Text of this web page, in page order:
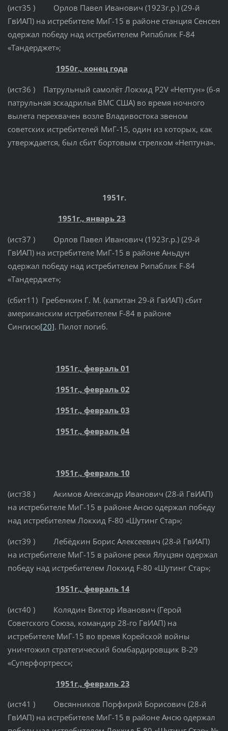
(ист35 ) Орлов Павел Иванович (1923г.р.) (29-й
ГвИАП) на истребителе МиГ-15 в районе станция Сенсен
одержал победу над истребителем Рипаблик F-84
«Тандерджет»;
1950г., конец года
(ист36 ) Патрульный самолёт Локхид P2V «Нептун» (6-я
патрульная эскадрилья ВМС США) во время ночного
вылета перехвачен возле Владивостока звеном
советских истребителей МиГ-15, один из которых, как
утверждается, был сбит бортовым стрелком «Нептуна».
1951г.
1951г., январь 23
(ист37 ) Орлов Павел Иванович (1923г.р.) (29-й
ГвИАП) на истребителе МиГ-15 в районе Аньдун
одержал победу над истребителем Рипаблик F-84
«Тандерджет»;
(сбит11) Гребенкин Г. М. (капитан 29-й ГвИАП) сбит
американским истребителем F-84 в районе
Сингисю[20]. Пилот погиб.
1951г., февраль 01
1951г., февраль 02
1951г., февраль 03
1951г., февраль 04
1951г., февраль 10
(ист38 ) Акимов Александр Иванович (28-й ГвИАП)
на истребителе МиГ-15 в районе Ансю одержал победу
над истребителем Локхид F-80 «Шутинг Стар»;
(ист39 ) Лебёдкин Борис Алексеевич (28-й ГвИАП)
на истребителе МиГ-15 в районе реки Ялуцзян одержал
победу над истребителем Локхид F-80 «Шутинг Стар»;
1951г., февраль 14
(ист40 ) Колядин Виктор Иванович (Герой
Советского Союза, командир 28-го ГвИАП) на
истребителе МиГ-15 во время Корейской войны
уничтожил стратегический бомбардировщик B-29
«Суперфортресс»;
1951г., февраль 23
(ист41 ) Овсянников Порфирий Борисович (28-й
ГвИАП) на истребителе МиГ-15 в районе Ансю одержал